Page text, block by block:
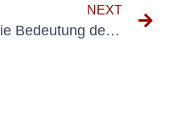
NEXT
Die Bedeutung des UVV -Dienstes für die Sicherheit am Arbeitsplatz